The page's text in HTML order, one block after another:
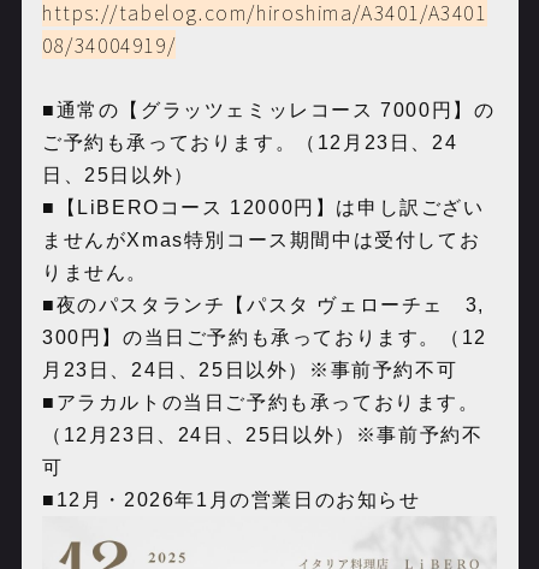
https://tabelog.com/hiroshima/A3401/A3401
08/34004919/
■通常の【グラッツェミッレコース 7000円】の
ご予約も承っております。（12月23日、24
日、25日以外）
■【LiBEROコース 12000円】は申し訳ござい
ませんがXmas特別コース期間中は受付してお
りません。
■夜のパスタランチ【パスタ ヴェローチェ 3,
300円】の当日ご予約も承っております。（12
月23日、24日、25日以外）※事前予約不可
■アラカルトの当日ご予約も承っております。
（12月23日、24日、25日以外）※事前予約不
可
■12月・2026年1月の営業日のお知らせ